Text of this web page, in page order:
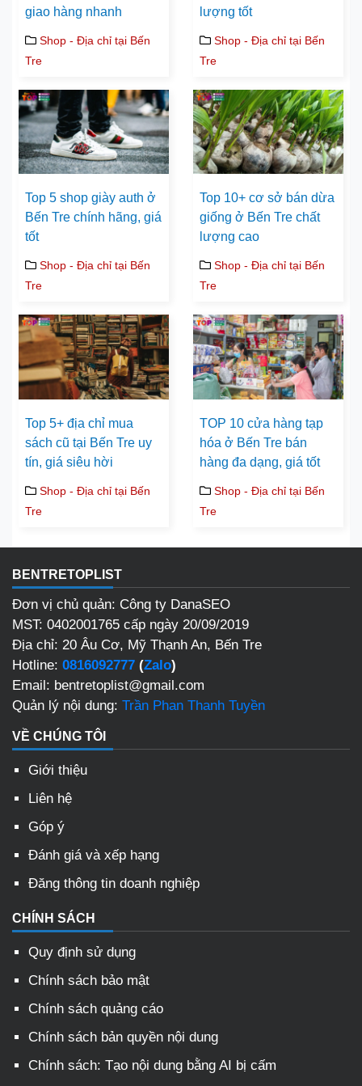
giao hàng nhanh
Shop - Địa chỉ tại Bến
Tre
lượng tốt
Shop - Địa chỉ tại Bến
Tre
Top 5 shop giày auth ở
Bến Tre chính hãng, giá
tốt
Shop - Địa chỉ tại Bến
Tre
Top 10+ cơ sở bán dừa
giống ở Bến Tre chất
lượng cao
Shop - Địa chỉ tại Bến
Tre
Top 5+ địa chỉ mua
sách cũ tại Bến Tre uy
tín, giá siêu hời
Shop - Địa chỉ tại Bến
Tre
TOP 10 cửa hàng tạp
hóa ở Bến Tre bán
hàng đa dạng, giá tốt
Shop - Địa chỉ tại Bến
Tre
BENTRETOPLIST
Đơn vị chủ quản: Công ty DanaSEO
MST: 0402001765 cấp ngày 20/09/2019
Địa chỉ: 20 Âu Cơ, Mỹ Thạnh An, Bến Tre
Hotline: 0816092777 (Zalo)
Email: bentretoplist@gmail.com
Quản lý nội dung: Trần Phan Thanh Tuyền
VỀ CHÚNG TÔI
Giới thiệu
Liên hệ
Góp ý
Đánh giá và xếp hạng
Đăng thông tin doanh nghiệp
CHÍNH SÁCH
Quy định sử dụng
Chính sách bảo mật
Chính sách quảng cáo
Chính sách bản quyền nội dung
Chính sách: Tạo nội dung bằng AI bị cấm